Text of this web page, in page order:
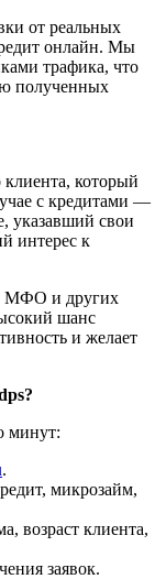
от реальных
онлайн. Мы
трафика, что
полученных
который
с кредитами —
указавший свои
интерес к
МФО и других
шанс
и желает
минут:
.
микрозайм,
возраст клиента,
заявок.